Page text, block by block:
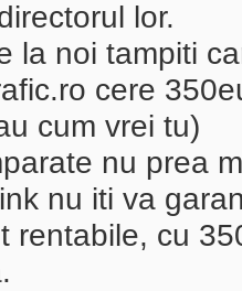
lor.
la noi tampiti
cere
cum vrei tu)
nu prea
nu iti va
rentabile, cu